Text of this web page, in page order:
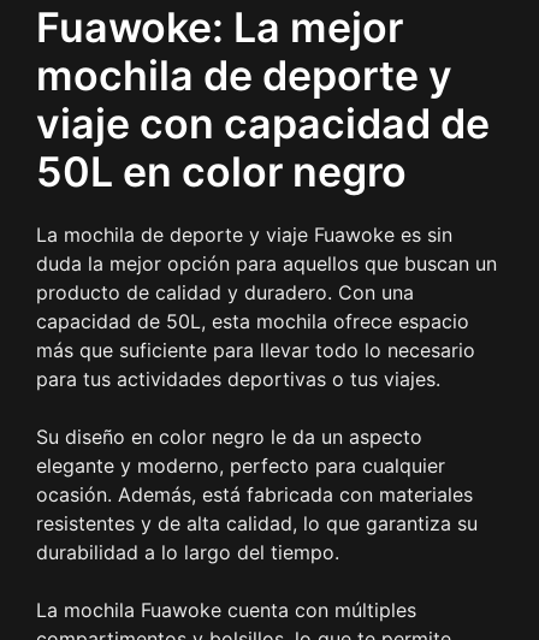
Fuawoke: La mejor
mochila de deporte y
viaje con capacidad de
50L en color negro
La mochila de deporte y viaje Fuawoke es sin
duda la mejor opción para aquellos que buscan un
producto de calidad y duradero. Con una
capacidad de 50L, esta mochila ofrece espacio
más que suficiente para llevar todo lo necesario
para tus actividades deportivas o tus viajes.
Su diseño en color negro le da un aspecto
elegante y moderno, perfecto para cualquier
ocasión. Además, está fabricada con materiales
resistentes y de alta calidad, lo que garantiza su
durabilidad a lo largo del tiempo.
La mochila Fuawoke cuenta con múltiples